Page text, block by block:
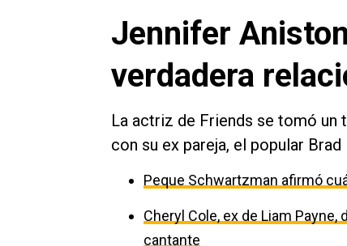
Jennifer
verdadera
La actriz de Friends se tomó un
con su ex pareja, el popular
Peque Schwartzman afirmó
Cheryl Cole, ex de Liam
cantante